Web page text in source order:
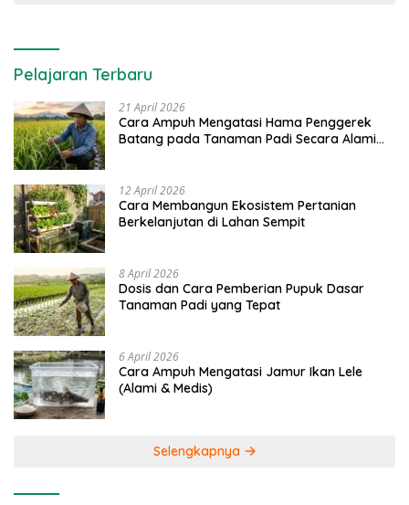
Pelajaran Terbaru
21 April 2026
Cara Ampuh Mengatasi Hama Penggerek
Batang pada Tanaman Padi Secara Alami
12 April 2026
Cara Membangun Ekosistem Pertanian
Berkelanjutan di Lahan Sempit
8 April 2026
Dosis dan Cara Pemberian Pupuk Dasar
Tanaman Padi yang Tepat
6 April 2026
Cara Ampuh Mengatasi Jamur Ikan Lele
(Alami & Medis)
Selengkapnya